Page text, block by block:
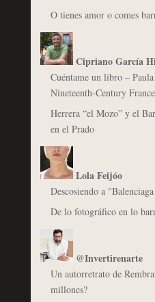
O tienes amor o comes
Cipriano García
Cuéntame un libro –
Nineteenth-Century
Herrera “el Mozo” y el
en el Prado
Lola Feijóo
Descosiendo a
De lo fotográfico en lo
@Invertirenarte
Un autorretrato de
millones?